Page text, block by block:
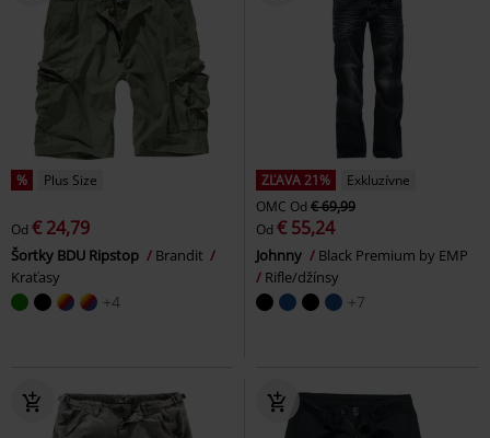
% Plus Size
Od € 24,79
Šortky BDU Ripstop
Brandit
Kraťasy
+4
ZĽAVA 21%
Exkluzívne
OMC Od € 69,99
Od € 55,24
Johnny
Black Premium by EMP
Rifle/džínsy
+7